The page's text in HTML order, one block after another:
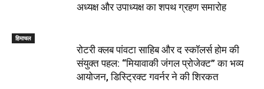
अध्यक्ष और उपाध्यक्ष का शपथ ग्रहण समारोह
हिमाचल
​रोटरी क्लब पांवटा साहिब और द स्कॉलर्स होम की
संयुक्त पहल: “मियावाकी जंगल प्रोजेक्ट” का भव्य
आयोजन, डिस्ट्रिक्ट गवर्नर ने की शिरकत